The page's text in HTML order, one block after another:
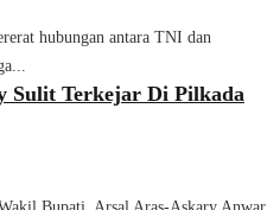
hubungan antara TNI dan
Sulit Terkejar Di Pilkada